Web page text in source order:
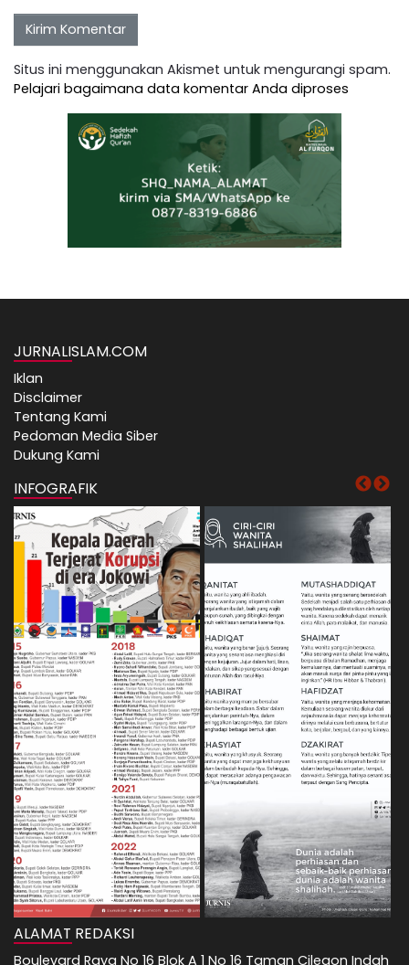
Situs ini menggunakan Akismet untuk mengurangi spam.
Pelajari bagaimana data komentar Anda diproses
JURNALISLAM.COM
Iklan
Disclaimer
Tentang Kami
Pedoman Media Siber
Dukung Kami
INFOGRAFIK
ALAMAT REDAKSI
Boulevard Raya No 16 Blok A 1 No 16 Taman Cilegon Indah